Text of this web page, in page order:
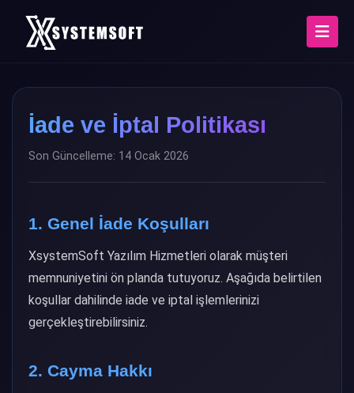
İade ve İptal Politikası
Son Güncelleme: 14 Ocak 2026
1. Genel İade Koşulları
XsystemSoft Yazılım Hizmetleri olarak müşteri
memnuniyetini ön planda tutuyoruz. Aşağıda belirtilen
koşullar dahilinde iade ve iptal işlemlerinizi
gerçekleştirebilirsiniz.
2. Cayma Hakkı